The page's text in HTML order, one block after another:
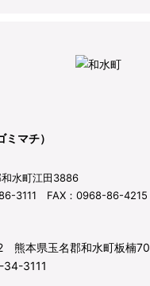
マチ）
水町江田3886
3111 FAX：0968-86-4215
熊本県玉名郡和水町板楠70
3111